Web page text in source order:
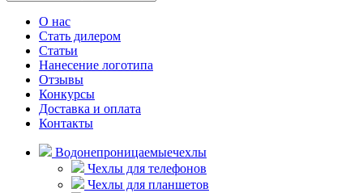
О нас
Стать дилером
Статьи
Нанесение логотипа
Отзывы
Конкурсы
Доставка и оплата
Контакты
Водонепроницаемыечехлы
Чехлы для телефонов
Чехлы для планшетов